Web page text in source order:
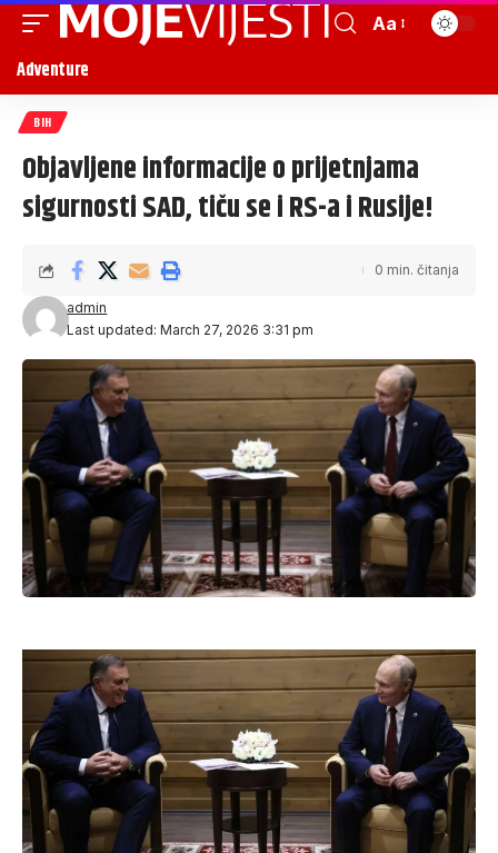
Aa
Adventure
BIH
Objavljene informacije o prijetnjama
sigurnosti SAD, tiču se i RS-a i Rusije!
Last updated: March 27, 2026 3:31 pm
admin
0 min. čitanja